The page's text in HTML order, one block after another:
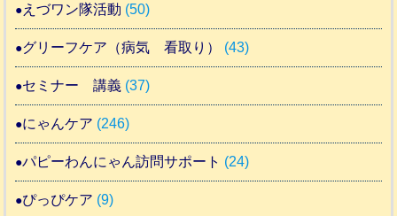
えづワン隊活動 (50)
グリーフケア（病気 看取り） (43)
セミナー 講義 (37)
にゃんケア (246)
パピーわんにゃん訪問サポート (24)
ぴっぴケア (9)